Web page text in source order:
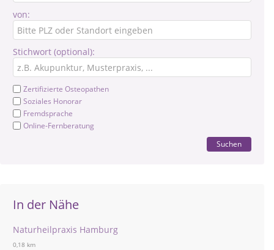
von:
Stichwort (optional):
Zertifizierte Osteopathen
Soziales Honorar
Fremdsprache
Online-Fernberatung
Suchen
In der Nähe
Naturheilpraxis Hamburg
0,18 km